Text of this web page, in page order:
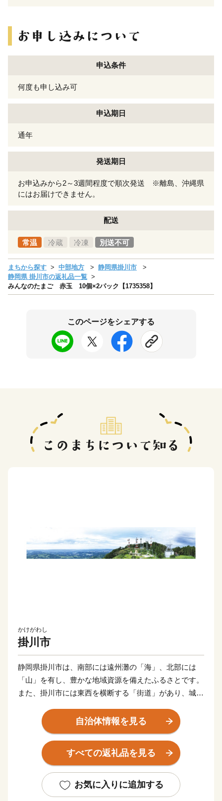
申込条件
何度も申し込み可
申込期日
通年
発送期日
お申込みから2～3週間程度で順次発送 ※離島、沖縄県
にはお届けできません。
配送
常温 冷蔵 冷凍 別送不可
まちから探す 中部地方
静岡県掛川市
静岡県 掛川市の返礼品一覧
みんなのたまご 赤玉 10個×2パック【1735358】
このページをシェアする
かけがわし
掛川市
静岡県掛川市は、南部には遠州灘の「海」、北部には
「山」を有し、豊かな地域資源を備えたふるさとです。
また、掛川市には東西を横断する「街道」があり、城下
香り高いまちです。また、「深蒸し掛川茶」が全国茶品
評会で全国最多の通算26回も産地賞を受賞するなど、全
国屈指のお茶処です。
します。
入金の確認は寄附金受領証明書をもって、ご連絡いたし
自治体情報を見る
すべての返礼品を見る
お気に入りに追加する